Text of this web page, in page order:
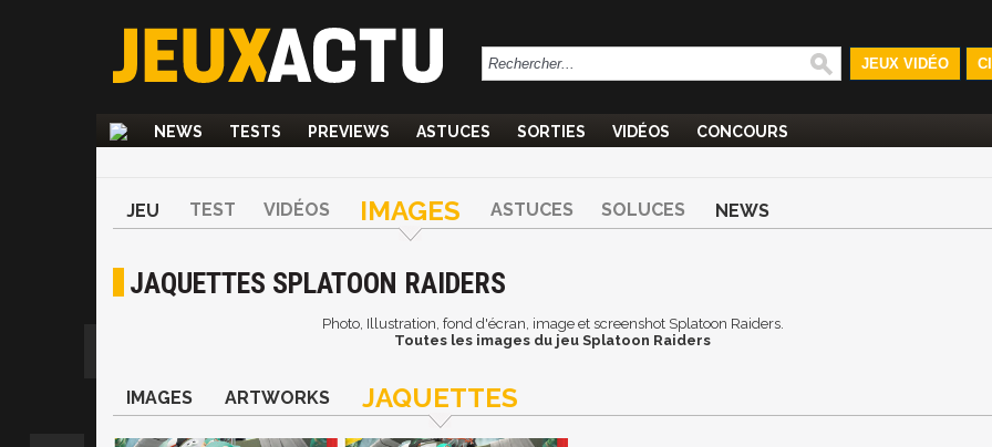
JEUX VIDÉO
NEWS TESTS PREVIEWS ASTUCES SORTIES VIDÉOS CONCOURS
JEU TEST VIDÉOS IMAGES ASTUCES SOLUCES NEWS
JAQUETTES SPLATOON RAIDERS
Photo, Illustration, fond d'écran, image et screenshot Splatoon Raiders.
Toutes les images du jeu Splatoon Raiders
IMAGES ARTWORKS JAQUETTES